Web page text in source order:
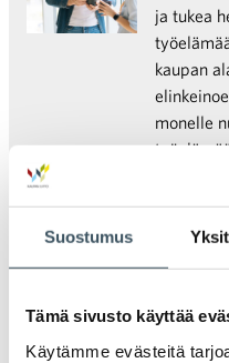
Suostumus
Tämä sivusto käyttää
Käytämme evästeitä
ja tukea
kaupan
monelle
keveyttä,
Kaupan tärkeä